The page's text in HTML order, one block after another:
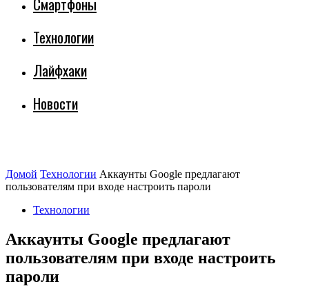
Технологии
Лайфхаки
Новости
Домой Технологии Аккаунты Google предлагают
пользователям при входе настроить пароли
Технологии
Аккаунты Google предлагают
пользователям при входе настроить
пароли